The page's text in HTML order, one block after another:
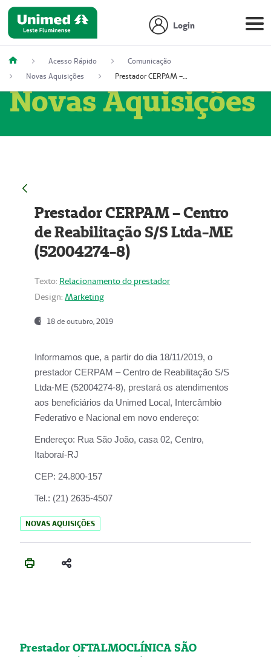
Login
Acesso Rápido
Comunicação
Novas Aquisições
Prestador CERPAM – Centro de Reabilitação S/S Ltda-ME (52004274-8)
Novas Aquisições
Prestador CERPAM – Centro
de Reabilitação S/S Ltda-ME
(52004274-8)
Texto: Relacionamento do prestador
Design: Marketing
18 de outubro, 2019
Informamos que, a partir do dia 18/11/2019, o
prestador CERPAM – Centro de Reabilitação S/S
Ltda-ME (52004274-8), prestará os atendimentos
aos beneficiários da Unimed Local, Intercâmbio
Federativo e Nacional em novo endereço:
Endereço: Rua São João, casa 02, Centro,
Itaboraí-RJ
CEP: 24.800-157
Tel.: (21) 2635-4507
NOVAS AQUISIÇÕES
Prestador OFTALMOCLÍNICA SÃO